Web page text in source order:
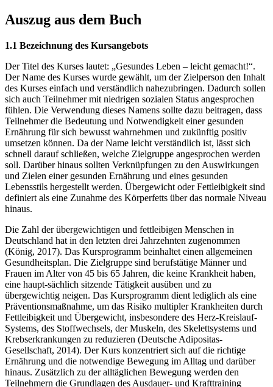
Auszug aus dem Buch
1.1 Bezeichnung des Kursangebots
Der Titel des Kurses lautet: „Gesundes Leben – leicht gemacht!“.
Der Name des Kurses wurde gewählt, um der Zielperson den Inhalt
des Kurses einfach und verständlich nahezubringen. Dadurch sollen
sich auch Teilnehmer mit niedrigen sozialen Status angesprochen
fühlen. Die Verwendung dieses Namens sollte dazu beitragen, dass
Teilnehmer die Bedeutung und Notwendigkeit einer gesunden
Ernährung für sich bewusst wahrnehmen und zukünftig positiv
umsetzen können. Da der Name leicht verständlich ist, lässt sich
schnell darauf schließen, welche Zielgruppe angesprochen werden
soll. Darüber hinaus sollten Verknüpfungen zu den Auswirkungen
und Zielen einer gesunden Ernährung und eines gesunden
Lebensstils hergestellt werden. Übergewicht oder Fettleibigkeit sind
definiert als eine Zunahme des Körperfetts über das normale Niveau
hinaus.
Die Zahl der übergewichtigen und fettleibigen Menschen in
Deutschland hat in den letzten drei Jahrzehnten zugenommen
(König, 2017). Das Kursprogramm beinhaltet einen allgemeinen
Gesundheitsplan. Die Zielgruppe sind berufstätige Männer und
Frauen im Alter von 45 bis 65 Jahren, die keine Krankheit haben,
eine haupt-sächlich sitzende Tätigkeit ausüben und zu
übergewichtig neigen. Das Kursprogramm dient lediglich als eine
Präventionsmaßnahme, um das Risiko multipler Krankheiten durch
Fettleibigkeit und Übergewicht, insbesondere des Herz-Kreislauf-
Systems, des Stoffwechsels, der Muskeln, des Skelettsystems und
Krebserkrankungen zu reduzieren (Deutsche Adipositas-
Gesellschaft, 2014). Der Kurs konzentriert sich auf die richtige
Ernährung und die notwendige Bewegung im Alltag und darüber
hinaus. Zusätzlich zu der alltäglichen Bewegung werden den
Teilnehmern die Grundlagen des Ausdauer- und Krafttraining